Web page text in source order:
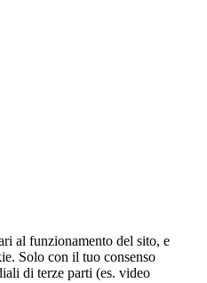
al funzionamento del sito, e
Solo con il tuo consenso
di terze parti (es. video